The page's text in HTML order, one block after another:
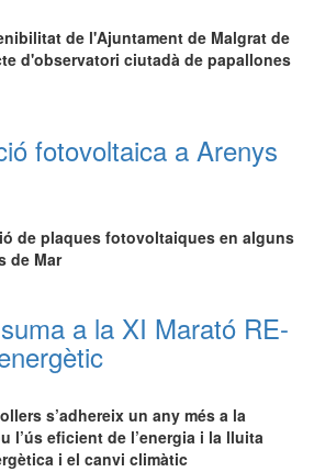
de l'Ajuntament de Malgrat de
d'observatori ciutadà de papallones
fotovoltaica a Arenys
de plaques fotovoltaiques en alguns
de Mar​
a la XI Marató RE-
s’adhereix un any més a la
l’ús eficient de l’energia i la lluita
i el canvi climàtic